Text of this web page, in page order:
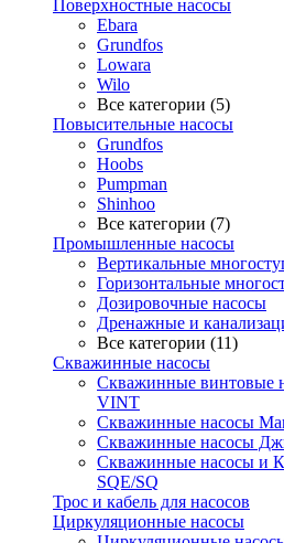
Поверхностные насосы
Ebara
Grundfos
Lowara
Wilo
Все категории (5)
Повысительные насосы
Grundfos
Hoobs
Pumpman
Shinhoo
Все категории (7)
Промышленные насосы
Вертикальные
Горизонтальные
Дозировочные насосы
Дренажные и
Все категории (11)
Скважинные насосы
Скважинные винтовые
VINT
Скважинные насосы
Скважинные насосы
Скважинные насосы и
SQE/SQ
Трос и кабель для насосов
Циркуляционные насосы